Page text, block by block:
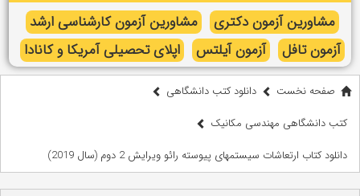
مشاورین آزمون دکتری
مشاورین آزمون کارشناسی ارشد
آزمون تافل
آزمون آیلتس اپلای تحصیلی آمریکا و کانادا
صفحه نخست
دانلود کتب دانشگاهی
کتب دانشگاهی مهندسی مکانیک
دانلود کتاب ارتعاشات سیستمهای پیوسته رائو ویرایش 2 دوم (سال 2019)